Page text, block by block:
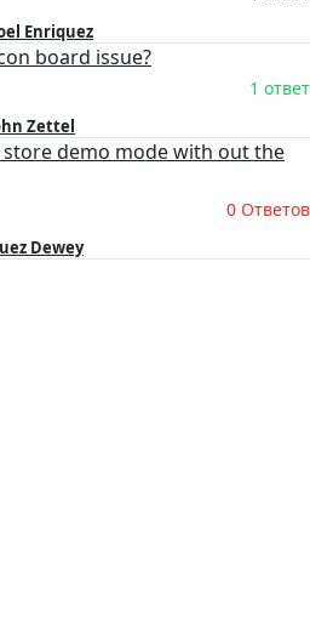
Enriquez
board issue?
1 ответ
Zettel
demo mode with out the
0 Ответов
Dewey